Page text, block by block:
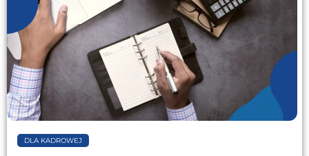
DLA KADROWEJ